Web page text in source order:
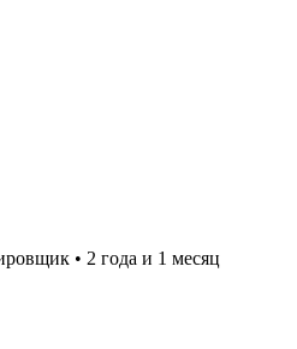
• 2 года и 1 месяц